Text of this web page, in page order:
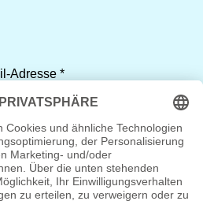
Adresse *Erforderlich